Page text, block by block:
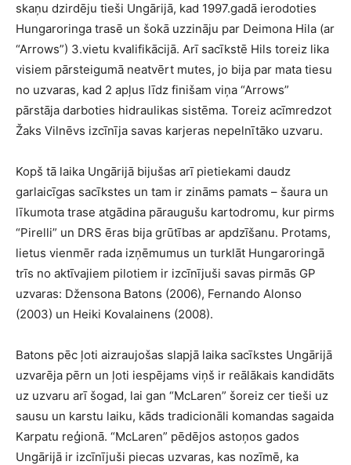
skaņu dzirdēju tieši Ungārijā, kad 1997.gadā ierodoties
Hungaroringa trasē un šokā uzzināju par Deimona Hila (ar
“Arrows”) 3.vietu kvalifikācijā. Arī sacīkstē Hils toreiz lika
visiem pārsteigumā neatvērt mutes, jo bija par mata tiesu
no uzvaras, kad 2 apļus līdz finišam viņa “Arrows”
pārstāja darboties hidraulikas sistēma. Toreiz acīmredzot
Žaks Vilnēvs izcīnīja savas karjeras nepelnītāko uzvaru.
Kopš tā laika Ungārijā bijušas arī pietiekami daudz
garlaicīgas sacīkstes un tam ir zināms pamats – šaura un
līkumota trase atgādina pāraugušu kartodromu, kur pirms
“Pirelli” un DRS ēras bija grūtības ar apdzīšanu. Protams,
lietus vienmēr rada izņēmumus un turklāt Hungaroringā
trīs no aktīvajiem pilotiem ir izcīnījuši savas pirmās GP
uzvaras: Džensona Batons (2006), Fernando Alonso
(2003) un Heiki Kovalainens (2008).
Batons pēc ļoti aizraujošas slapjā laika sacīkstes Ungārijā
uzvarēja pērn un ļoti iespējams viņš ir reālākais kandidāts
uz uzvaru arī šogad, lai gan “McLaren” šoreiz cer tieši uz
sausu un karstu laiku, kāds tradicionāli komandas sagaida
Karpatu reģionā. “McLaren” pēdējos astoņos gados
Ungārijā ir izcīnījuši piecas uzvaras, kas nozīmē, ka